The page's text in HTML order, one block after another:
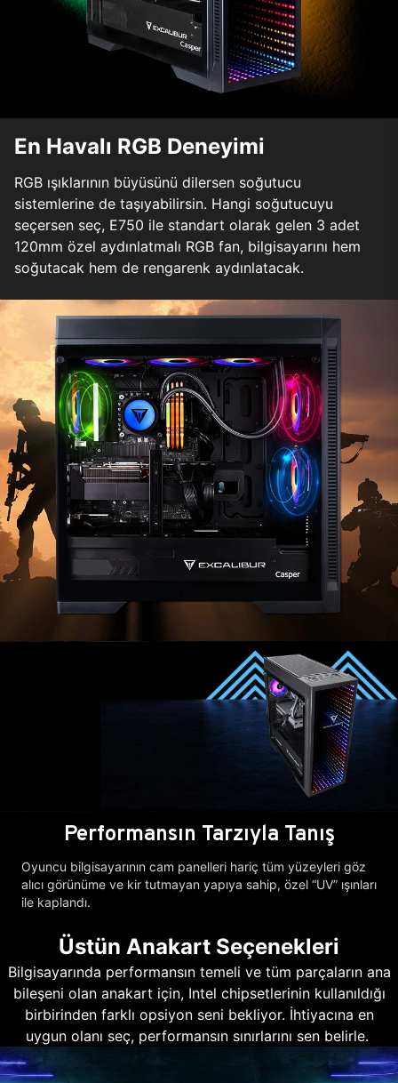
En Havalı RGB Deneyimi
RGB ışıklarının büyüsünü dilersen soğutucu
sistemlerine de taşıyabilirsin. Hangi soğutucuyu
seçersen seç, E750 ile standart olarak gelen 3 adet
120mm özel aydınlatmalı RGB fan, bilgisayarını hem
soğutacak hem de rengarenk aydınlatacak.
Performansın Tarzıyla Tanış
Oyuncu bilgisayarının cam panelleri hariç tüm yüzeyleri göz
alıcı görünüme ve kir tutmayan yapıya sahip, özel “UV” ışınları
ile kaplandı.
Üstün Anakart Seçenekleri
Bilgisayarında performansın temeli ve tüm parçaların ana
bileşeni olan anakart için, Intel chipsetlerinin kullanıldığı
birbirinden farklı opsiyon seni bekliyor. İhtiyacına en
uygun olanı seç, performansın sınırlarını sen belirle.